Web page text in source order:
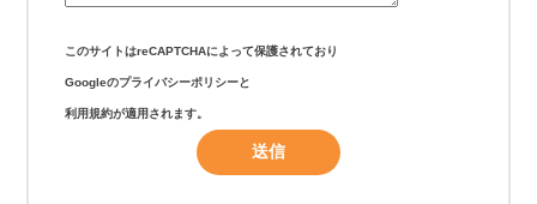
このサイトはreCAPTCHAによって保護されており
Googleのプライバシーポリシーと
利用規約が適用されます。